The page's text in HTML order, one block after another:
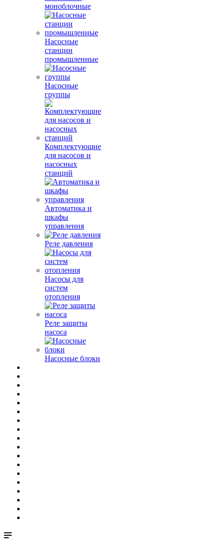
моноблочные
Насосные
станции
промышленные
Насосные
группы
Комплектующие
для насосов и
насосных
станций
Автоматика и
шкафы
управления
Реле давления
Насосы для
систем
отопления
Реле защиты
насоса
Насосные блоки